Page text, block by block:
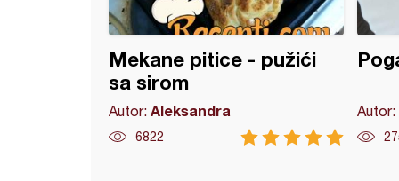
Mekane pitice - pužići
sa sirom
Autor: Aleksandra
6822
Autor: